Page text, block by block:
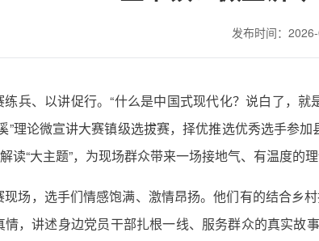
发布时间：
练兵、以讲促行。“什么是中国式现代化？说白了，
”理论微宣讲大赛镇级选拔赛，择优推选优秀选手参
读“大主题”，为现场群众带来一场接地气、有温度的理
现场，选手们情感饱满、激情昂扬。他们有的结合乡
情，讲述身边党员干部扎根一线、服务群众的真实故